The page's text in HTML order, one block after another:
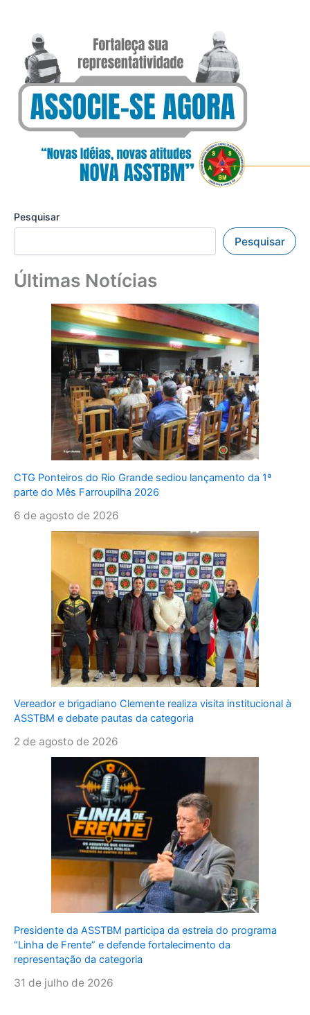
Pesquisar
Pesquisar
Últimas Notícias
CTG Ponteiros do Rio Grande sediou lançamento da 1ª
parte do Mês Farroupilha 2026
6 de agosto de 2026
Vereador e brigadiano Clemente realiza visita institucional à
ASSTBM e debate pautas da categoria
2 de agosto de 2026
Presidente da ASSTBM participa da estreia do programa
“Linha de Frente” e defende fortalecimento da
representação da categoria
31 de julho de 2026